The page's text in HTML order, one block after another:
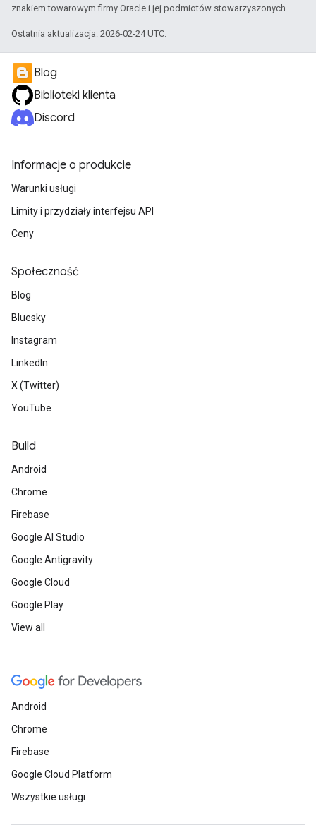
znakiem towarowym firmy Oracle i jej podmiotów stowarzyszonych.
Ostatnia aktualizacja: 2026-02-24 UTC.
Blog
Biblioteki klienta
Discord
Informacje o produkcie
Warunki usługi
Limity i przydziały interfejsu API
Ceny
Społeczność
Blog
Bluesky
Instagram
LinkedIn
X (Twitter)
YouTube
Build
Android
Chrome
Firebase
Google AI Studio
Google Antigravity
Google Cloud
Google Play
View all
Android
Chrome
Firebase
Google Cloud Platform
Wszystkie usługi